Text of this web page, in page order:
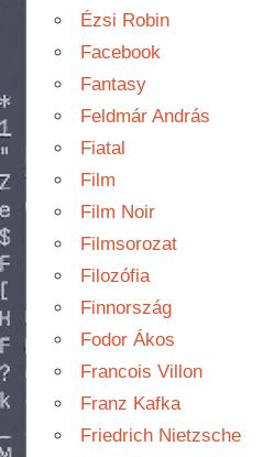
Ézsi Robin
Facebook
Fantasy
Feldmár András
Fiatal
Film
Film Noir
Filmsorozat
Filozófia
Finnország
Fodor Ákos
Francois Villon
Franz Kafka
Friedrich Nietzsche